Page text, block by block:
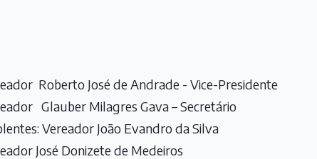
Roberto José de Andrade - Vice-Presidente
Glauber Milagres Gava – Secretário
Vereador João Evandro da Silva
José Donizete de Medeiros